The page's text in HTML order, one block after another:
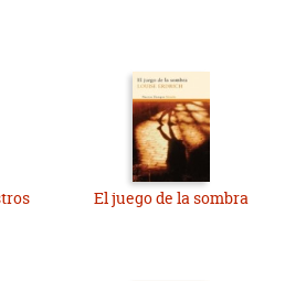
El juego de la sombra